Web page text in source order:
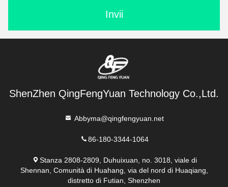
Invii
ShenZhen QingFengYuan Technology Co.,Ltd.
Abbyma@qingfengyuan.net
86-180-3344-1064
Stanza 2808-2809, Duhuixuan, no. 3018, viale di
Shennan, Comunità di Huahang, via del nord di Huaqiang,
distretto di Futian, Shenzhen